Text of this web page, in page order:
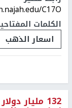
C17O/
الكلمات
اسعار الذهب
132 مليار